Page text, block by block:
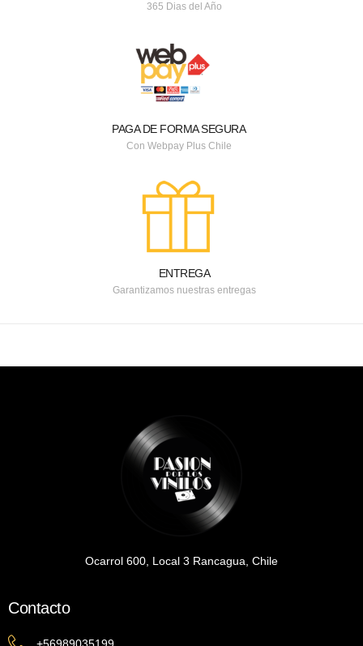
365 Dias del Año
PAGA DE FORMA SEGURA
Con Webpay Plus Chile
ENTREGA
Garantizamos nuestras entregas
Ocarrol 600, Local 3 Rancagua, Chile
Contacto
+56989035199